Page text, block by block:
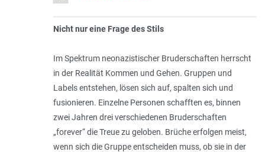
Nicht nur eine Frage des Stils
Im Spektrum neonazistischer Bruderschaften herrscht
in der Realität Kommen und Gehen. Gruppen und
Labels entstehen, lösen sich auf, spalten sich und
fusionieren. Einzelne Personen schafften es, binnen
zwei Jahren drei verschiedenen Bruderschaften
„forever“ die Treue zu geloben. Brüche erfolgen meist,
wenn sich die Gruppe entscheiden muss, ob sie in der